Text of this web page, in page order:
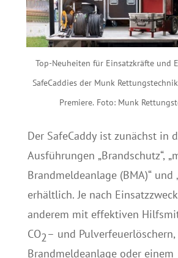
Top-Neuheiten für Einsatzkräfte und
SafeCaddies der Munk
Premiere. Foto: Munk
Der SafeCaddy ist zunächst in
Ausführungen „Brandschutz“,
Brandmeldeanlage (BMA)“ und
erhältlich. Je nach
anderem mit effektiven
CO2– und
Brandmeldeanlage oder einem